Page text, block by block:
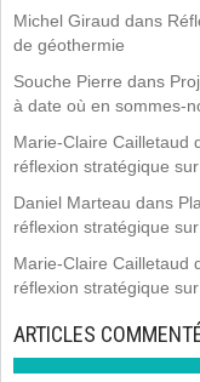
Michel Giraud dans
de géothermie
Souche Pierre dans
à date où en sommes-
Marie-Claire Cailletaud
réflexion stratégique
Daniel Marteau dans
réflexion stratégique
Marie-Claire Cailletaud
réflexion stratégique
ARTICLES